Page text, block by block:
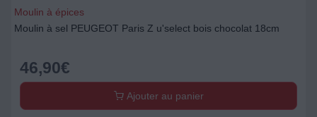
Moulin à épices
Moulin à sel PEUGEOT Paris Z u'select bois chocolat 18cm
46,90€
Ajouter au panier